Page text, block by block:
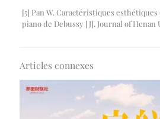
[5] Pan W. Caractéristiques
piano de Debussy [J]. Journal of Henan
Articles connexes